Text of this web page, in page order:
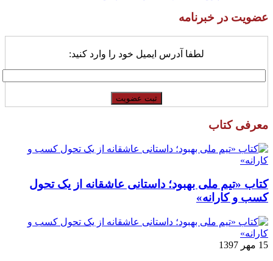
عضویت در خبرنامه
لطفا آدرس ایمیل خود را وارد کنید:
معرفی کتاب
کتاب «تیم ملی بهبود؛ داستانی عاشقانه از یک تحول
کسب و کارانه»
15 مهر 1397